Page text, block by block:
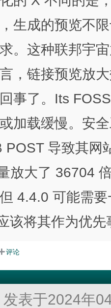
生成的预览不
。这种联邦宇
，链接预览放
事了。Its
加载缓慢。安
POST 导致其网
放大了 36704
4.4.0 可能需
该将其作为优
评论
发表于2024年